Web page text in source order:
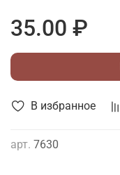
В избранное
арт. 7630
35.00 ₽